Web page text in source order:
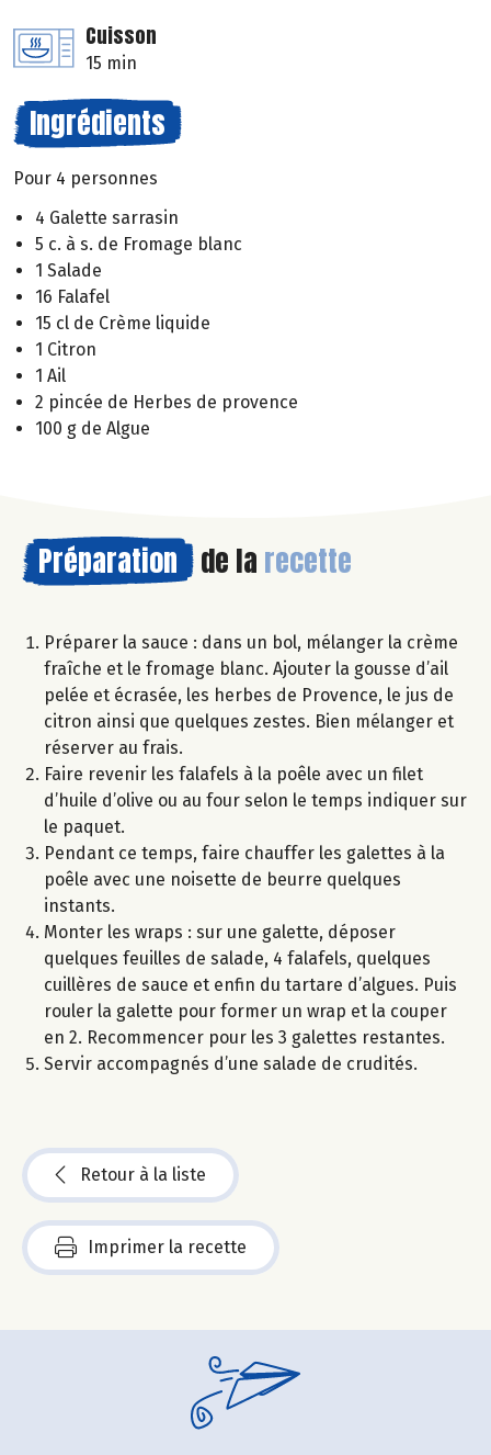
Cuisson
15 min
Ingrédients
Pour 4 personnes
4 Galette sarrasin
5 c. à s. de Fromage blanc
1 Salade
16 Falafel
15 cl de Crème liquide
1 Citron
1 Ail
2 pincée de Herbes de provence
100 g de Algue
Préparation de la recette
Préparer la sauce : dans un bol, mélanger la crème
fraîche et le fromage blanc. Ajouter la gousse d’ail
pelée et écrasée, les herbes de Provence, le jus de
citron ainsi que quelques zestes. Bien mélanger et
réserver au frais.
Faire revenir les falafels à la poêle avec un filet
d’huile d’olive ou au four selon le temps indiquer sur
le paquet.
Pendant ce temps, faire chauffer les galettes à la
poêle avec une noisette de beurre quelques
instants.
Monter les wraps : sur une galette, déposer
quelques feuilles de salade, 4 falafels, quelques
cuillères de sauce et enfin du tartare d’algues. Puis
rouler la galette pour former un wrap et la couper
en 2. Recommencer pour les 3 galettes restantes.
Servir accompagnés d’une salade de crudités.
Retour à la liste
Imprimer la recette